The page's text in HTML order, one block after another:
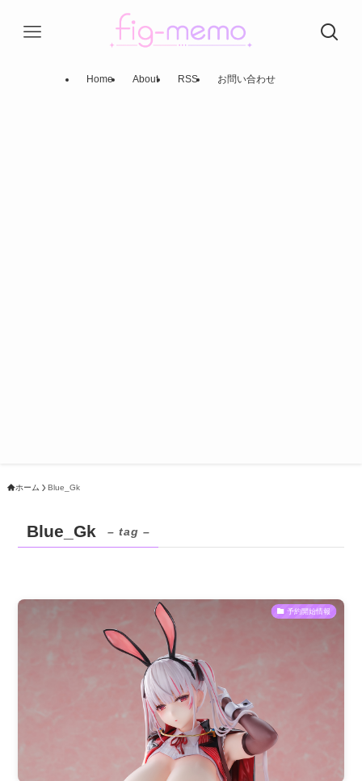
Home About RSS お問い合わせ
ホーム Blue_Gk
Blue_Gk – tag –
予約開始情報